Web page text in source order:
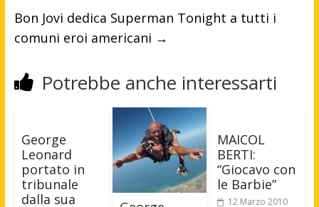
Bon Jovi dedica Superman Tonight a tutti i
comuni eroi americani →
Potrebbe anche interessarti
George
Leonard
portato in
tribunale
dalla sua
MAICOL
BERTI:
“Giocavo con
le Barbie”
12 Marzo 2010